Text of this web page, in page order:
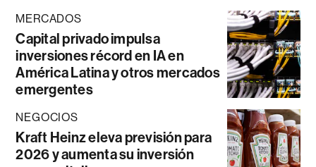
MERCADOS
Capital privado impulsa
inversiones récord en IA en
América Latina y otros mercados
emergentes
NEGOCIOS
Kraft Heinz eleva previsión para
2026 y aumenta su inversión